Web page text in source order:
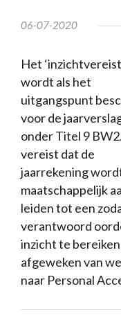
06-07-2020
Het
wordt als het
uitgangspunt
voor de
onder Titel 9
vereist dat de
jaarrekening
maatschappelijk
leiden tot een
verantwoord
inzicht te
afgeweken van
naar Personal